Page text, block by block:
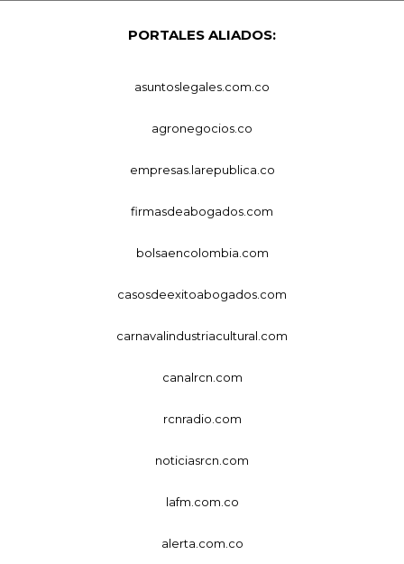
PORTALES ALIADOS:
asuntoslegales.com.co
agronegocios.co
empresas.larepublica.co
firmasdeabogados.com
bolsaencolombia.com
casosdeexitoabogados.com
carnavalindustriacultural.com
canalrcn.com
rcnradio.com
noticiasrcn.com
lafm.com.co
alerta.com.co